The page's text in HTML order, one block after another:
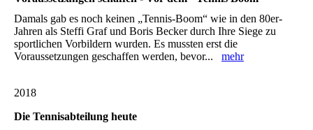
Damals gab es noch keinen „Tennis-Boom“ wie in den 80er-
Jahren als Steffi Graf und Boris Becker durch Ihre Siege zu
sportlichen Vorbildern wurden. Es mussten erst die
Voraussetzungen geschaffen werden, bevor... mehr
2018
Die Tennisabteilung heute